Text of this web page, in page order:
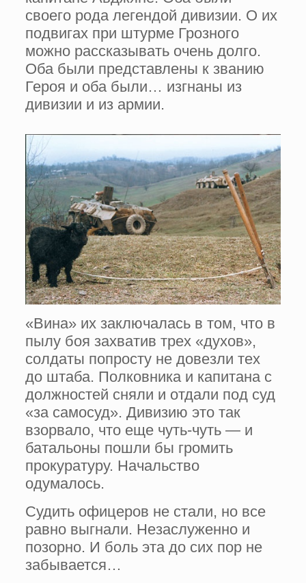
своего рода легендой дивизии. О их
подвигах при штурме Грозного
можно рассказывать очень долго.
Оба были представлены к званию
Героя и оба были… изгнаны из
дивизии и из армии.
«Вина» их заключалась в том, что в
пылу боя захватив трех «духов»,
солдаты попросту не довезли тех
до штаба. Полковника и капитана с
должностей сняли и отдали под суд
«за самосуд». Дивизию это так
взорвало, что еще чуть-чуть — и
батальоны пошли бы громить
прокуратуру. Начальство
одумалось.
Судить офицеров не стали, но все
равно выгнали. Незаслуженно и
позорно. И боль эта до сих пор не
забывается…